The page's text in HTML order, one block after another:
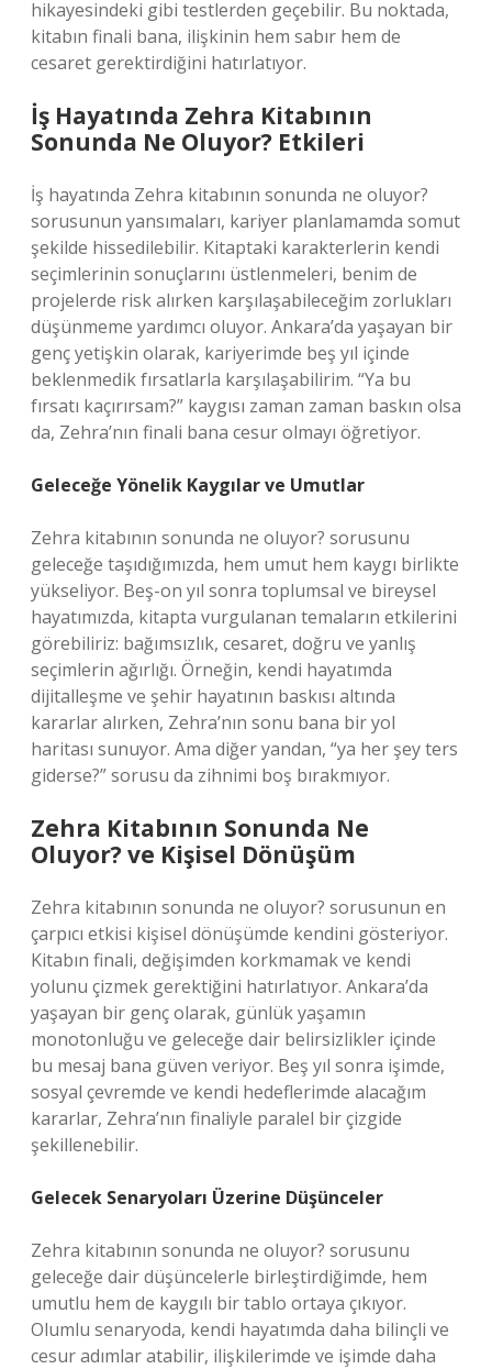
hikayesindeki gibi testlerden geçebilir. Bu noktada,
kitabın finali bana, ilişkinin hem sabır hem de
cesaret gerektirdiğini hatırlatıyor.
İş Hayatında Zehra Kitabının
Sonunda Ne Oluyor? Etkileri
İş hayatında Zehra kitabının sonunda ne oluyor?
sorusunun yansımaları, kariyer planlamamda somut
şekilde hissedilebilir. Kitaptaki karakterlerin kendi
seçimlerinin sonuçlarını üstlenmeleri, benim de
projelerde risk alırken karşılaşabileceğim zorlukları
düşünmeme yardımcı oluyor. Ankara’da yaşayan bir
genç yetişkin olarak, kariyerimde beş yıl içinde
beklenmedik fırsatlarla karşılaşabilirim. “Ya bu
fırsatı kaçırırsam?” kaygısı zaman zaman baskın olsa
da, Zehra’nın finali bana cesur olmayı öğretiyor.
Geleceğe Yönelik Kaygılar ve Umutlar
Zehra kitabının sonunda ne oluyor? sorusunu
geleceğe taşıdığımızda, hem umut hem kaygı birlikte
yükseliyor. Beş-on yıl sonra toplumsal ve bireysel
hayatımızda, kitapta vurgulanan temaların etkilerini
görebiliriz: bağımsızlık, cesaret, doğru ve yanlış
seçimlerin ağırlığı. Örneğin, kendi hayatımda
dijitalleşme ve şehir hayatının baskısı altında
kararlar alırken, Zehra’nın sonu bana bir yol
haritası sunuyor. Ama diğer yandan, “ya her şey ters
giderse?” sorusu da zihnimi boş bırakmıyor.
Zehra Kitabının Sonunda Ne
Oluyor? ve Kişisel Dönüşüm
Zehra kitabının sonunda ne oluyor? sorusunun en
çarpıcı etkisi kişisel dönüşümde kendini gösteriyor.
Kitabın finali, değişimden korkmamak ve kendi
yolunu çizmek gerektiğini hatırlatıyor. Ankara’da
yaşayan bir genç olarak, günlük yaşamın
monotonluğu ve geleceğe dair belirsizlikler içinde
bu mesaj bana güven veriyor. Beş yıl sonra işimde,
sosyal çevremde ve kendi hedeflerimde alacağım
kararlar, Zehra’nın finaliyle paralel bir çizgide
şekillenebilir.
Gelecek Senaryoları Üzerine Düşünceler
Zehra kitabının sonunda ne oluyor? sorusunu
geleceğe dair düşüncelerle birleştirdiğimde, hem
umutlu hem de kaygılı bir tablo ortaya çıkıyor.
Olumlu senaryoda, kendi hayatımda daha bilinçli ve
cesur adımlar atabilir, ilişkilerimde ve işimde daha